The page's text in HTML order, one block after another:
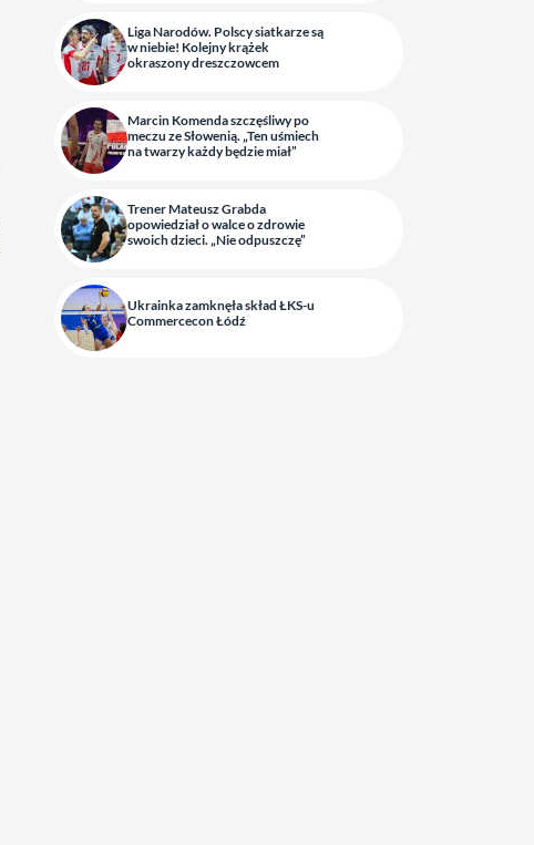
Liga Narodów. Polscy siatkarze są
w niebie! Kolejny krążek
okraszony dreszczowcem
Marcin Komenda szczęśliwy po
meczu ze Słowenią. „Ten uśmiech
na twarzy każdy będzie miał”
Trener Mateusz Grabda
opowiedział o walce o zdrowie
swoich dzieci. „Nie odpuszczę”
Ukrainka zamknęła skład ŁKS-u
Commercecon Łódź